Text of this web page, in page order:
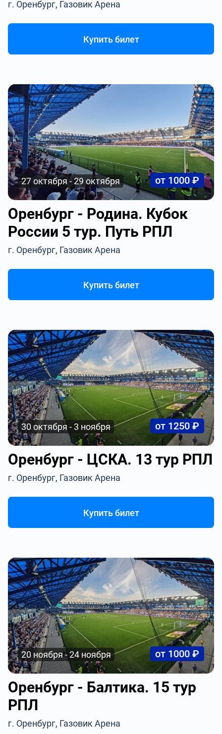
г. Оренбург, Газовик Арена
Купить билет
27 октября - 29 октября от 1000 ₽
Оренбург - Родина. Кубок
России 5 тур. Путь РПЛ
г. Оренбург, Газовик Арена
Купить билет
30 октября - 3 ноября от 1250 ₽
Оренбург - ЦСКА. 13 тур РПЛ
г. Оренбург, Газовик Арена
Купить билет
20 ноября - 24 ноября от 1000 ₽
Оренбург - Балтика. 15 тур
РПЛ
г. Оренбург, Газовик Арена